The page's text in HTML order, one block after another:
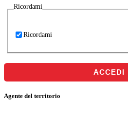
Ricordami
Ricordami
ACCEDI
Agente del territorio